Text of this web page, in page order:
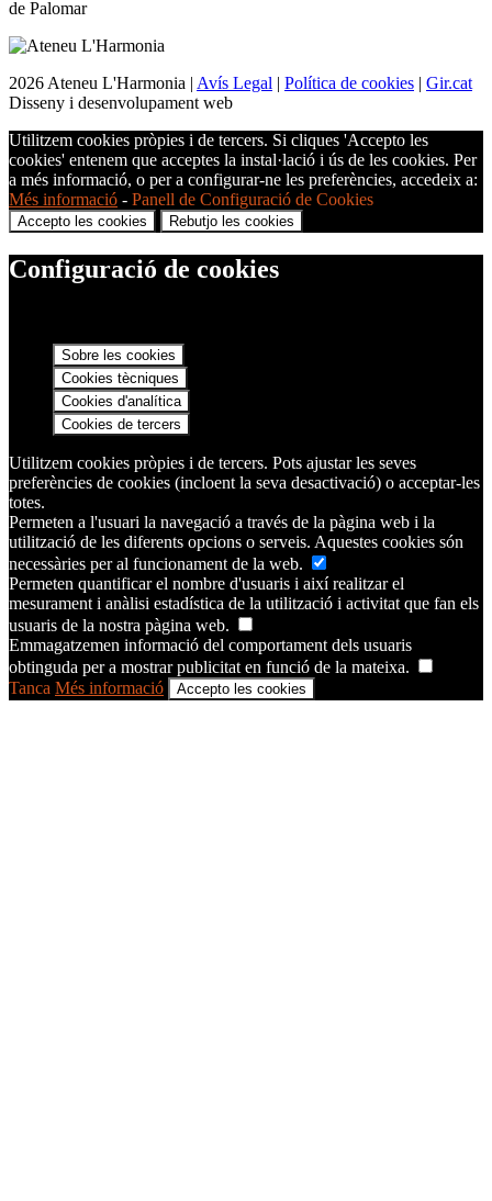
de Palomar
2026 Ateneu L'Harmonia | Avís Legal | Política de cookies | Gir.cat
Disseny i desenvolupament web
Utilitzem cookies pròpies i de tercers. Si cliques 'Accepto les
cookies' entenem que acceptes la instal·lació i ús de les cookies. Per
a més informació, o per a configurar-ne les preferències, accedeix a:
Més informació - Panell de Configuració de Cookies
Accepto les cookies Rebutjo les cookies
Configuració de cookies
Sobre les cookies
Cookies tècniques
Cookies d'analítica
Cookies de tercers
Utilitzem cookies pròpies i de tercers. Pots ajustar les seves
preferències de cookies (incloent la seva desactivació) o acceptar-les
totes.
Permeten a l'usuari la navegació a través de la pàgina web i la
utilització de les diferents opcions o serveis. Aquestes cookies són
necessàries per al funcionament de la web.
Permeten quantificar el nombre d'usuaris i així realitzar el
mesurament i anàlisi estadística de la utilització i activitat que fan els
usuaris de la nostra pàgina web.
Emmagatzemen informació del comportament dels usuaris
obtinguda per a mostrar publicitat en funció de la mateixa.
Tanca Més informació Accepto les cookies